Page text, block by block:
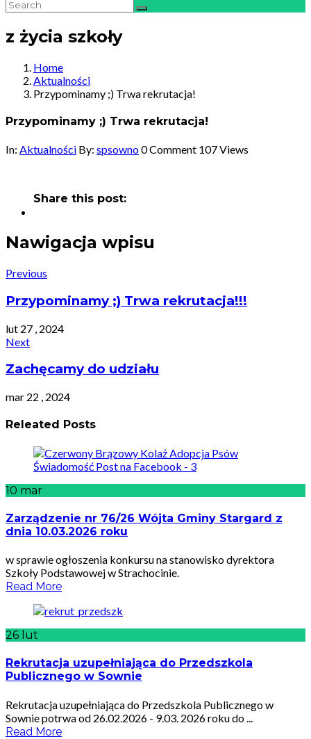
z życia szkoły
Home
Aktualności
Przypominamy ;) Trwa rekrutacja!
Przypominamy ;) Trwa rekrutacja!
In: Aktualności By: spsowno0 Comment 107 Views
Share this post:
Nawigacja wpisu
Previous
Przypominamy ;) Trwa rekrutacja!!!
lut 27 , 2024
Next
Zachęcamy do udziału
mar 22 , 2024
Releated Posts
10 mar
Zarządzenie nr 76/26 Wójta Gminy Stargard z
dnia 10.03.2026 roku
w sprawie ogłoszenia konkursu na stanowisko dyrektora
Szkoły Podstawowej w Strachocinie.
Read More
26 lut
Rekrutacja uzupełniająca do Przedszkola
Publicznego w Sownie
Rekrutacja uzupełniająca do Przedszkola Publicznego w
Sownie potrwa od 26.02.2026 - 9.03. 2026 roku do ...
Read More